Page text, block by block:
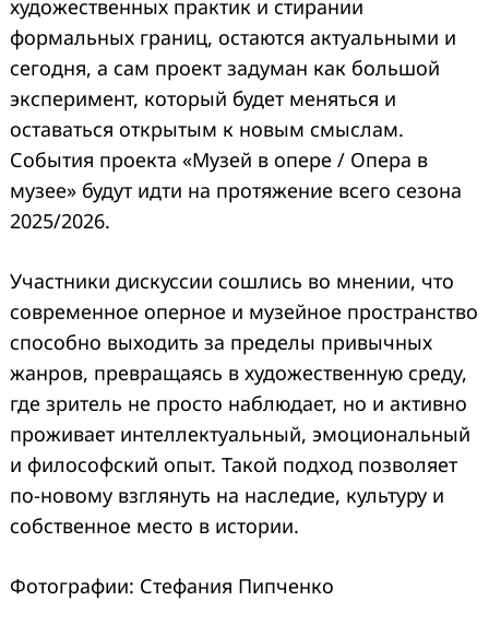
художественных практик и стирании
формальных границ, остаются актуальными и
сегодня, а сам проект задуман как большой
эксперимент, который будет меняться и
оставаться открытым к новым смыслам.
События проекта «Музей в опере / Опера в
музее» будут идти на протяжение всего сезона
2025/2026.
Участники дискуссии сошлись во мнении, что
современное оперное и музейное пространство
способно выходить за пределы привычных
жанров, превращаясь в художественную среду,
где зритель не просто наблюдает, но и активно
проживает интеллектуальный, эмоциональный
и философский опыт. Такой подход позволяет
по-новому взглянуть на наследие, культуру и
собственное место в истории.
Фотографии: Стефания Пипченко